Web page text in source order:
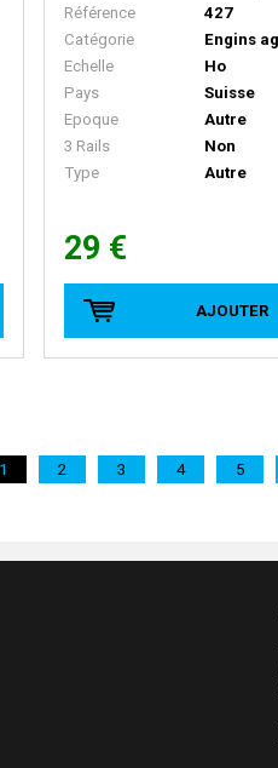
Référence
427
Catégorie
Echelle
Ho
Pays
Suisse
Epoque
Autre
3 Rails
Non
Type
Autre
29 €
AJOUTER
1 2 3 4 5